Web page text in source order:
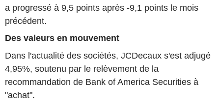
a progressé à 9,5 points après -9,1 points le mois
précédent.
Des valeurs en mouvement
Dans l'actualité des sociétés, JCDecaux s'est adjugé
4,95%, soutenu par le relèvement de la
recommandation de Bank of America Securities à
"achat".